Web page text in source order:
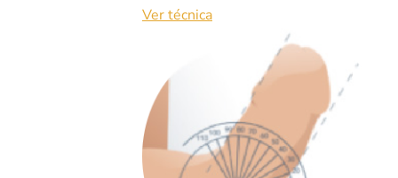
Ver técnica